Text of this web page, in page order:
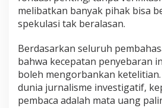
melibatkan banyak pihak bisa
spekulasi tak beralasan.
Berdasarkan seluruh
bahwa kecepatan penyebaran
boleh mengorbankan ketelitian.
dunia jurnalisme investigatif,
pembaca adalah mata uang